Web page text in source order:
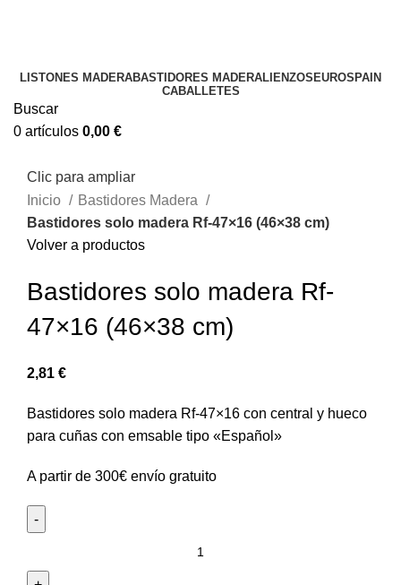
LISTONES MADERABASTIDORES MADERALIENZOSEUROSPAIN
CABALLETES
Buscar
0 artículos 0,00 €
Clic para ampliar
Inicio
Bastidores Madera
Bastidores solo madera Rf-47×16 (46×38 cm)
Volver a productos
Bastidores solo madera Rf-
47×16 (46×38 cm)
2,81 €
Bastidores solo madera Rf-47×16 con central y hueco
para cuñas con emsable tipo «Español»
A partir de 300€ envío gratuito